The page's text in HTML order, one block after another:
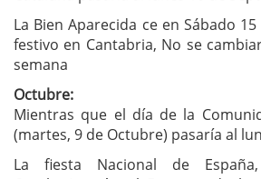
La Bien Aparecida ce en Sábado
festivo en Cantabria, No se
semana
Octubre:
Mientras que el día de la
(martes, 9 de Octubre) pasaría al
La fiesta Nacional de